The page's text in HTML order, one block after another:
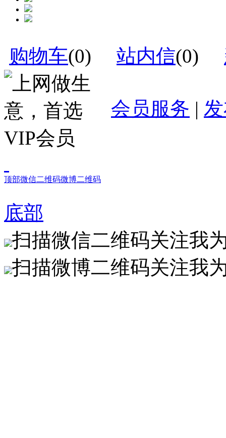
购物车(0) 站内信(0)
会员服务 |
顶部微信二维码微博二维码
底部
扫描微信二维码关注我
扫描微博二维码关注我